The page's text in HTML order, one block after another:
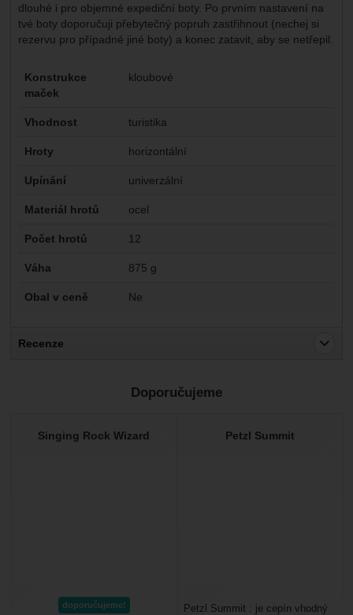
dlouhé i pro objemné expediční boty. Po prvním nastavení na
tvé boty doporučuji přebytečný popruh zastřihnout (nechej si
rezervu pro případné jiné boty) a konec zatavit, aby se netřepil.
Parametry
Konstrukce
maček
kloubové
Vhodnost turistika
Hroty horizontální
Upínání univerzální
Materiál hrotů ocel
Počet hrotů 12
Váha 875 g
Obal v ceně Ne
Recenze
Nebyla přidána žádná recenze.
Doporučujeme
Singing Rock Wizard
doporučujeme!
Petzl Summit
Petzl Summit : je cepín vhodný